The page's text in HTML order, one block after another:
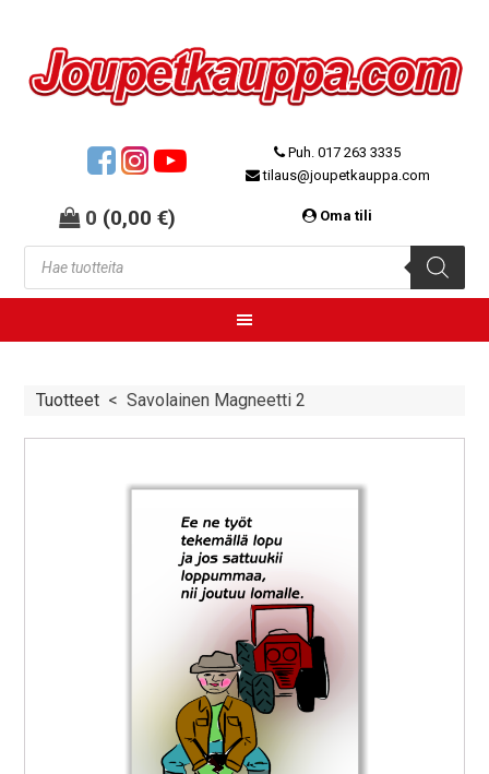
0 (0,00€)
Puh. 017 263 3335
tilaus@joupetkauppa.com
Oma tili
Tuotteet <Savolainen Magneetti 2